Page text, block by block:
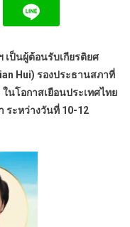
เป็นผู้ต้อนรับเกียรติยศ
Hui) รองประธานสภาที่
นโอกาสเยือนประเทศไทย
ระหว่างวันที่ 10-12